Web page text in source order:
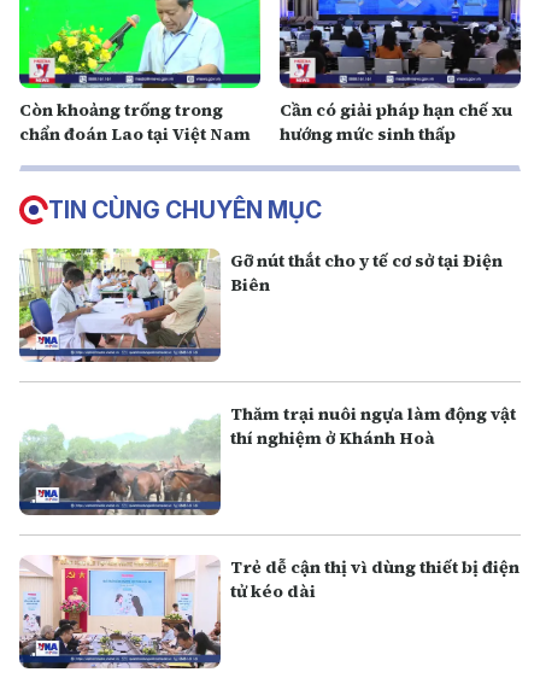
Còn khoảng trống trong
chẩn đoán Lao tại Việt Nam
Cần có giải pháp hạn chế xu
hướng mức sinh thấp
TIN CÙNG CHUYÊN MỤC
Gỡ nút thắt cho y tế cơ sở tại Điện
Biên
Thăm trại nuôi ngựa làm động vật
thí nghiệm ở Khánh Hoà
Trẻ dễ cận thị vì dùng thiết bị điện
tử kéo dài